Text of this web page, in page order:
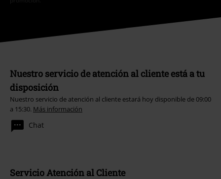
Nuestro servicio de atención al cliente está a tu
disposición
Nuestro servicio de atención al cliente estará hoy disponible de 09:00
a 15:30. Más información
Chat
Servicio Atención al Cliente